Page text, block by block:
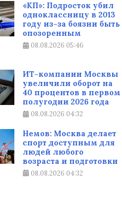
«КП»: Подросток убил
одноклассницу в 2013
году из-за боязни быть
опозоренным
08.08.2026 05:46
ИТ-компании Москвы
увеличили оборот на
40 процентов в первом
полугодии 2026 года
08.08.2026 04:32
Немов: Москва делает
спорт доступным для
людей любого
возраста и подготовки
08.08.2026 04:32